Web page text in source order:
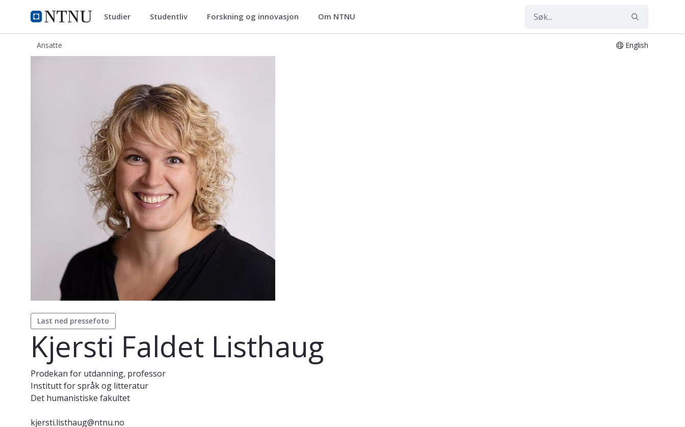
NTNU Hjemmeside
ntnu.no Studier Studentliv Forskning og innovasjon Om NTNU
Ansatte English
Last ned pressefoto
Kjersti Faldet Listhaug
Prodekan for utdanning, professor
Institutt for språk og litteratur
Det humanistiske fakultet
kjersti.listhaug@ntnu.no